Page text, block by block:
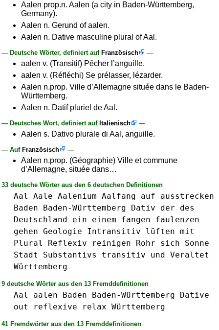
Aalen prop.n. Aalen (a city in Baden-Württemberg,
Germany).
Aalen n. Gerund of aalen.
Aalen n. Dative masculine plural of Aal.
— Deutsche Wörter, definiert auf Französisch —
aalen v. (Transitif) Pêcher l’anguille.
aalen v. (Réfléchi) Se prélasser, lézarder.
Aalen n.prop. Ville d’Allemagne située dans le Baden-
Württemberg.
Aalen n. Datif pluriel de Aal.
— Deutsches Wort, definiert auf Italienisch —
Aalen s. Dativo plurale di Aal, anguille.
— Auf Französisch —
Aalen n.prop. (Géographie) Ville et commune
d’Allemagne, située dans…
33 deutsche Wörter aus den 6 deutschen Definitionen
Aal Aale Aalenium Aalfang auf
ausstrecken
Baden
Baden-Württemberg Dativ der
des
Deutschland
ein einem fangen
faulenzen
gehen Geologie Intransitiv lüften mit
Plural
Reflexiv reinigen Rohr sich
Sonne
Stadt
Substantivs transitiv und Veraltet
Württemberg
9 deutsche Wörter aus den 13 Fremddefinitionen
Aal aalen Baden Baden-Württemberg
Dative
out
reflexive relax Württemberg
41 Fremdwörter aus den 13 Fremddefinitionen